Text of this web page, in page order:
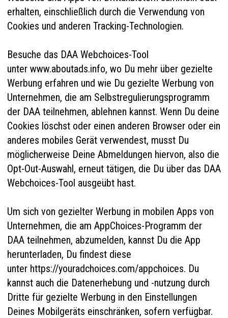
erhalten, einschließlich durch die Verwendung von
Cookies und anderen Tracking-Technologien.
Besuche das DAA Webchoices-Tool
unter www.aboutads.info, wo Du mehr über gezielte
Werbung erfahren und wie Du gezielte Werbung von
Unternehmen, die am Selbstregulierungsprogramm
der DAA teilnehmen, ablehnen kannst. Wenn Du deine
Cookies löschst oder einen anderen Browser oder ein
anderes mobiles Gerät verwendest, musst Du
möglicherweise Deine Abmeldungen hiervon, also die
Opt-Out-Auswahl, erneut tätigen, die Du über das DAA
Webchoices-Tool ausgeübt hast.
Um sich von gezielter Werbung in mobilen Apps von
Unternehmen, die am AppChoices-Programm der
DAA teilnehmen, abzumelden, kannst Du die App
herunterladen, Du findest diese
unter https://youradchoices.com/appchoices. Du
kannst auch die Datenerhebung und -nutzung durch
Dritte für gezielte Werbung in den Einstellungen
Deines Mobilgeräts einschränken, sofern verfügbar.